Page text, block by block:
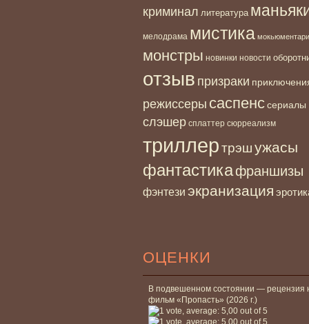
криминал литература
мелодрама мистика мокьюментари
монстры новинки новости
отзыв призраки
режиссеры саспенссериалы
слэшер сплаттер сюрреализм
триллертрэшужасы
фантастикафраншизы
фэнтези экранизация
ОЦЕНКИ
В подвешенном состоянии — рецензия
фильм «Пропасть» (2026 г.)